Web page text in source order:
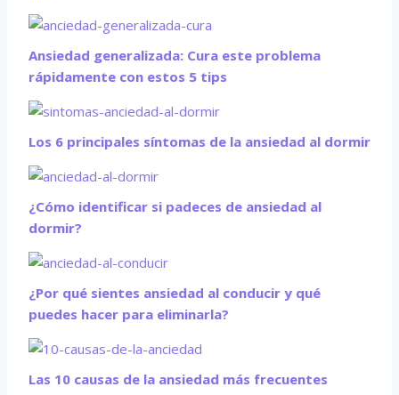
Ansiedad generalizada: Cura este problema
rápidamente con estos 5 tips
Los 6 principales síntomas de la ansiedad al dormir
¿Cómo identificar si padeces de ansiedad al
dormir?
¿Por qué sientes ansiedad al conducir y qué
puedes hacer para eliminarla?
Las 10 causas de la ansiedad más frecuentes